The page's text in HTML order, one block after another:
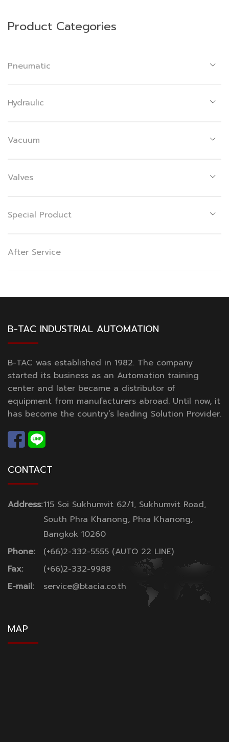
Product Categories
Pneumatic
Hydraulic
Vacuum
Valves
Special Product
After Service
B-TAC INDUSTRIAL AUTOMATION
B-TAC was established in 1982. The company
started its business as an Automation training
center and later became a distributor of
equipment from manufacturers abroad. Until now, it
has become the country’s leading Solution Provider.
CONTACT
Address:115 Soi Sukhumvit 62/1, Sukhumvit Road,
South Phra Khanong, Phra Khanong,
Bangkok 10260
Phone:
(+66)2-332-5555 (AUTO 22 LINE)
Fax:
(+66)2-332-9988
E-mail:
service@btacia.co.th
MAP